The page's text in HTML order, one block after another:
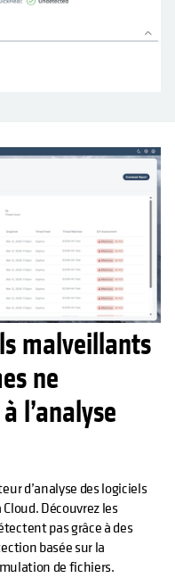
malveillants
ne
l’analyse
d’analyse des logiciels
Découvrez les
pas grâce à des
basée sur la
de fichiers.